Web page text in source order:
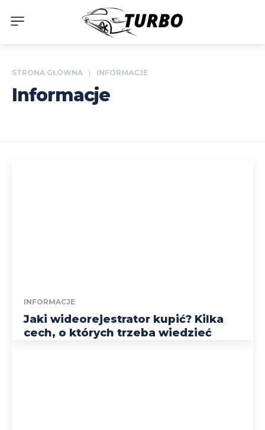
STRONA GŁÓWNA INFORMACJE
Informacje
INFORMACJE
Jaki wideorejestrator kupić? Kilka
cech, o których trzeba wiedzieć